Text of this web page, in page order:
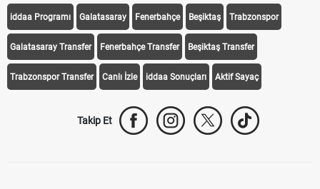
iddaa Programı Galatasaray Fenerbahçe Beşiktaş Trabzonspor
Galatasaray Transfer Fenerbahçe Transfer Beşiktaş Transfer
Trabzonspor Transfer Canlı İzle iddaa Sonuçları Aktif Sayaç
Takip Et